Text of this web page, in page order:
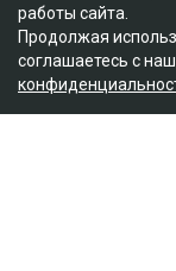
работы сайта.
Продолжая
соглашаетесь с